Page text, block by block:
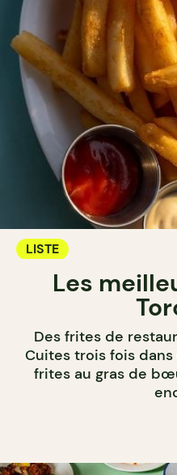
LISTE
Les
Des frites de
Cuites trois fois
frites au gras de